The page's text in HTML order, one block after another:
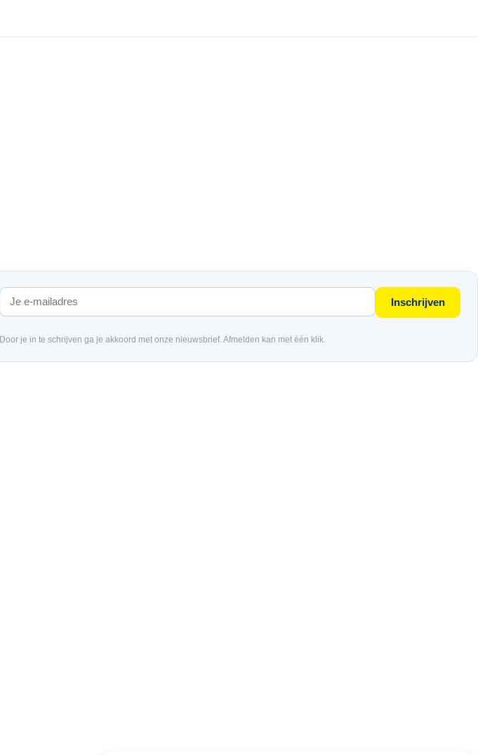
Inschrijven
Door je in te schrijven ga je akkoord met onze nieuwsbrief. Afmelden kan met één klik.